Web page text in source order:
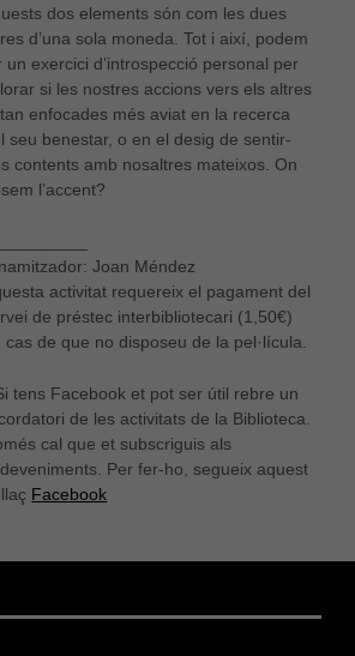
dos elements són com les dues
d’una sola moneda. Tot i així, podem
un exercici d’introspecció personal per
si les nostres accions vers els altres
enfocades més aviat en la recerca
seu benestar, o en el desig de sentir-
contents amb nosaltres mateixos. On
l’accent?
Joan Méndez
activitat requereix el pagament del
de préstec interbibliotecari (1,50€)
cas de que no disposeu de la pel·lícula.
tens Facebook et pot ser útil rebre un
de les activitats de la Biblioteca.
cal que et subscriguis als
Per fer-ho, segueix aquest
Facebook
són
opcionals,
són
necessàries
per al bon
web.
Estadístiques